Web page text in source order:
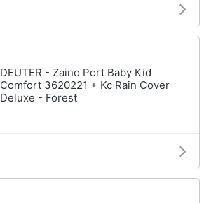
DEUTER - Zaino Port Baby Kid
Comfort 3620221 + Kc Rain Cover
Deluxe - Forest